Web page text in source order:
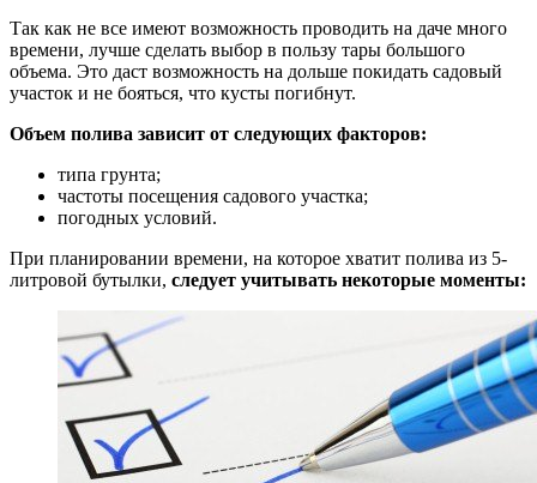
Так как не все имеют возможность проводить на даче много
времени, лучше сделать выбор в пользу тары большого
объема. Это даст возможность на дольше покидать садовый
участок и не бояться, что кусты погибнут.
Объем полива зависит от следующих факторов:
типа грунта;
частоты посещения садового участка;
погодных условий.
При планировании времени, на которое хватит полива из 5-
литровой бутылки, следует учитывать некоторые моменты: